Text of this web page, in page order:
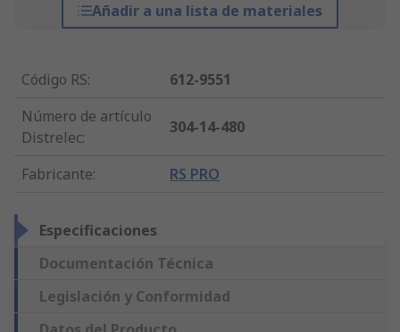
Añadir a una lista de materiales
Código RS:
612-9551
Número de artículo
Distrelec:
304-14-480
Fabricante: RS PRO
Especificaciones
Documentación Técnica
Legislación y Conformidad